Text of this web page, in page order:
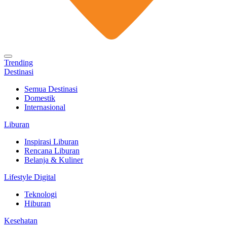
Trending
Destinasi
Semua Destinasi
Domestik
Internasional
Liburan
Inspirasi Liburan
Rencana Liburan
Belanja & Kuliner
Lifestyle Digital
Teknologi
Hiburan
Kesehatan